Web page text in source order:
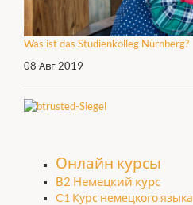
Was ist das Studienkolleg Nürnberg?
08 Авг 2019
Онлайн курсы
B2 Немецкий курс
C1 Курс немецкого языка